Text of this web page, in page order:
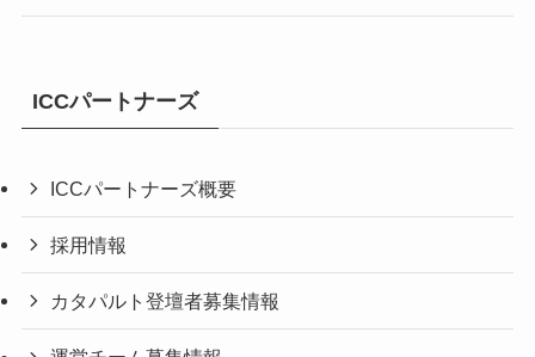
ICCパートナーズ
ICCパートナーズ概要
採用情報
カタパルト登壇者募集情報